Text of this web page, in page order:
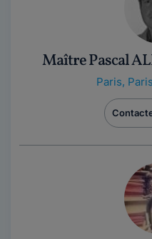
Maître Pascal
Paris,